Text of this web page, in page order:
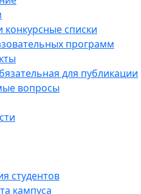
списки
программ
для публикации
вопросы
студентов
кампуса